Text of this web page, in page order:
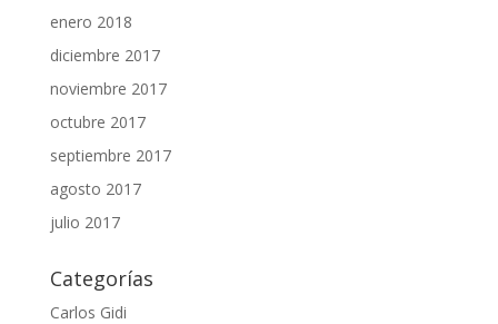
enero 2018
diciembre 2017
noviembre 2017
octubre 2017
septiembre 2017
agosto 2017
julio 2017
Categorías
Carlos Gidi